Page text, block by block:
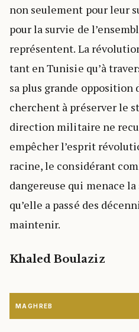
non seulement pour leur
pour la survie de
représentent. La
tant en Tunisie qu’à
sa plus grande opposition
cherchent à préserver le
direction militaire ne
empêcher l’esprit
racine, le considérant
dangereuse qui menace
qu’elle a passé des
maintenir.
Khaled Boulaziz
MAGHREB